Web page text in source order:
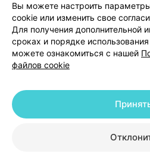
Способы оплаты
Написать
Написать в
Персональные
© 2026 ООО «Артокс Лаб», УНП
+375
Вы можете настроить
cookie или изменить свое
Для получения дополнительной
сроках и порядке
можете ознакомиться с нашей
файлов cookie